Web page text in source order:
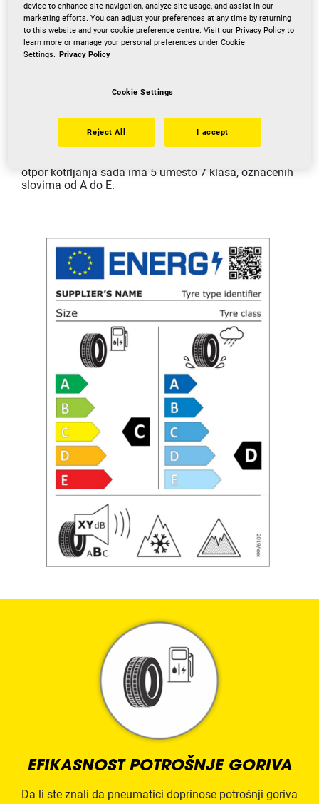
EU OZNAKA PNEUMATIKA:
PREGLED
skale. Nekadašnja standardna oznaka pokazivala je
prianjanje na mokrom i eksterni nivo buke kotrljanja.
Nova EU oznaka pneumatika sadrži dodatne
informacije o performansama pneumatika po ​​snegu i
otpor kotrljanja sada ima 5 umesto 7 klasa, označenih
slovima od A do E.
EFIKASNOST POTROŠNJE GORIVA
Da li ste znali da pneumatici doprinose potrošnji goriva
device to enhance site navigation, analyze site usage, and assist in our
marketing efforts. You can adjust your preferences at any time by returning
to this website and your cookie preference centre. Visit our Privacy Policy to
learn more or manage your personal preferences under Cookie
Settings. Privacy Policy
Cookie Settings
Reject All I accept